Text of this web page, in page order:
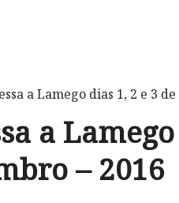
a Lamego dias 1, 2 e 3
a
– 2016